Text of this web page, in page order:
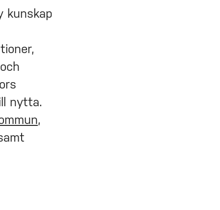
kunskap
nytta.
,